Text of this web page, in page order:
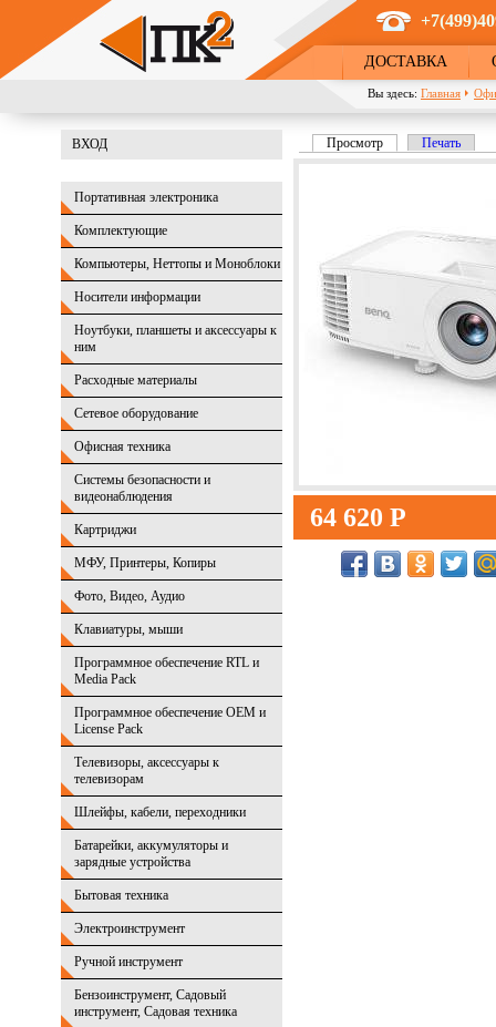
Перейти к основному содержанию
ДОСТАВКА
Вы здесь: Главная
ВХОД
Портативная электроника
Комплектующие
Компьютеры, Неттопы и Моноблоки
Носители информации
Ноутбуки, планшеты и аксессуары к
ним
Расходные материалы
Сетевое оборудование
Офисная техника
Системы безопасности и
видеонаблюдения
Картриджи
МФУ, Принтеры, Копиры
Фото, Видео, Аудио
Клавиатуры, мыши
Программное обеспечение RTL и
Media Pack
Программное обеспечение OEM и
License Pack
Телевизоры, аксессуары к
телевизорам
Шлейфы, кабели, переходники
Батарейки, аккумуляторы и
зарядные устройства
Бытовая техника
Электроинструмент
Ручной инструмент
Бензоинструмент, Садовый
инструмент, Садовая техника
Главные вкладки
Просмотр (активная вкладка)
Печать
64 620 Р